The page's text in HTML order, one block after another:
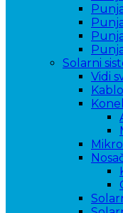
Solarni
Vidi